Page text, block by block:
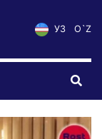
УЗ O`Z